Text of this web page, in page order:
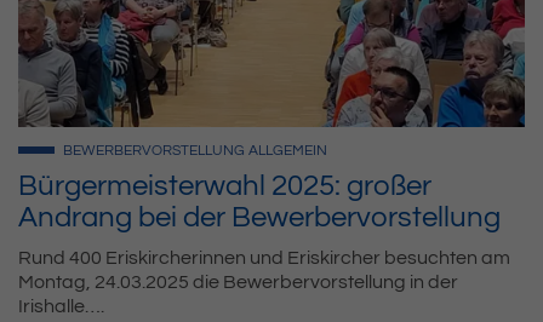
Bürgermeisterwahl 2025: großer
Andrang bei der Bewerbervorstellung
BEWERBERVORSTELLUNG ALLGEMEIN
Rund 400 Eriskircherinnen und Eriskircher besuchten am
Montag, 24.03.2025 die Bewerbervorstellung in der
Irishalle….